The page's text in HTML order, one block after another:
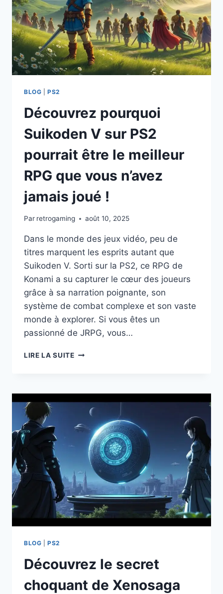
BLOG |PS2
Découvrez pourquoi
Suikoden V sur PS2
pourrait être le meilleur
RPG que vous n’avez
jamais joué !
Par retrogaming août 10, 2025
Dans le monde des jeux vidéo, peu de
titres marquent les esprits autant que
Suikoden V. Sorti sur la PS2, ce RPG de
Konami a su capturer le cœur des joueurs
grâce à sa narration poignante, son
système de combat complexe et son vaste
monde à explorer. Si vous êtes un
passionné de JRPG, vous…
LIRE LA SUITEDÉCOUVREZ
SUR
PS2
POURRAIT
ÊTRE
MEILLEUR
RPG
VOUS
N’AVEZ
JAMAIS
JOUÉ
!
BLOG |PS2
Découvrez le secret
choquant de Xenosaga